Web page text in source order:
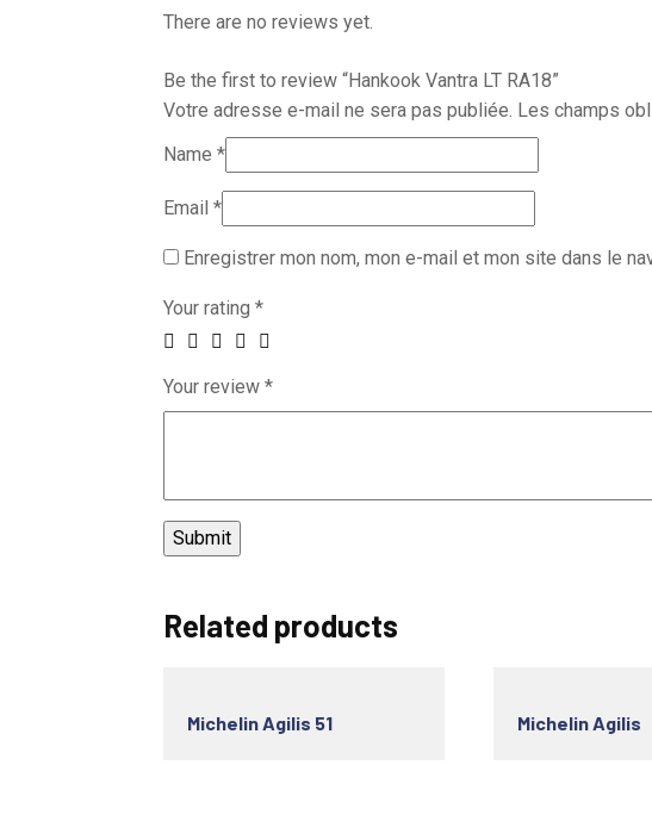
There are no reviews yet.
Be the first to review “Hankook Vantra LT RA18”
Votre adresse e-mail ne sera pas publiée. Les champs
Name *
Email *
Enregistrer mon nom, mon e-mail et mon site dans le
Your rating *
Your review *
Related products
Michelin Agilis 51 Michelin Agilis